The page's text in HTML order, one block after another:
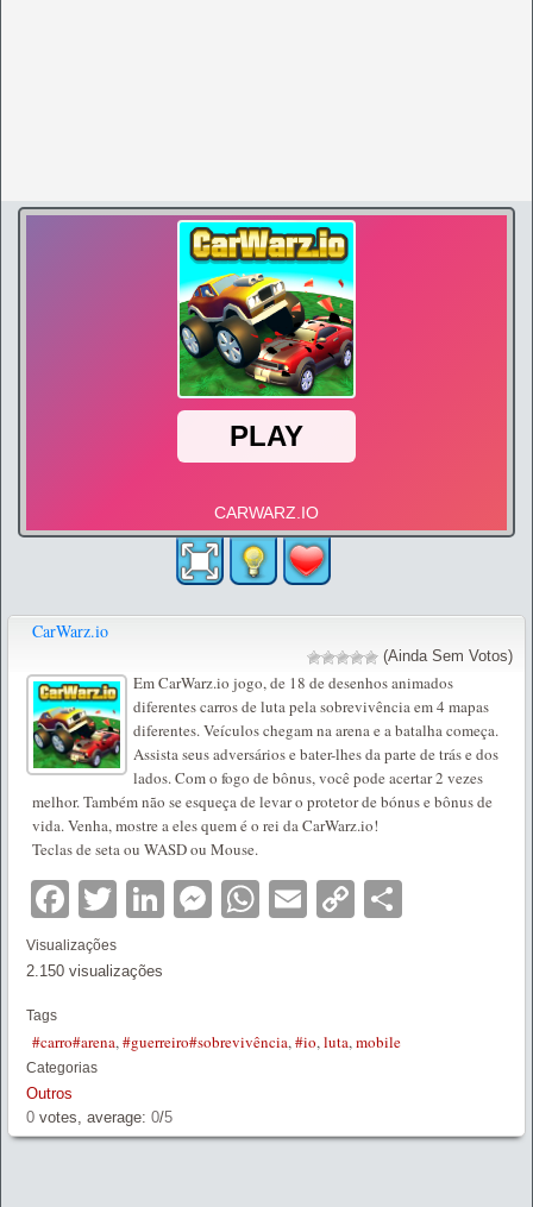
CarWarz.io
(Ainda Sem Votos)
Em CarWarz.io jogo, de 18 de desenhos animados
diferentes carros de luta pela sobrevivência em 4 mapas
diferentes. Veículos chegam na arena e a batalha começa.
Assista seus adversários e bater-lhes da parte de trás e dos
lados. Com o fogo de bônus, você pode acertar 2 vezes
melhor. Também não se esqueça de levar o protetor de bónus e bônus de
vida. Venha, mostre a eles quem é o rei da CarWarz.io!
Teclas de seta ou WASD ou Mouse.
Facebook
TwitterLinkedIn
Messenger
WhatsApp
EmailCopy
Visualizações
2.150 visualizações
Tags
#carro#arena,#guerreiro#sobrevivência,#io,luta,mobile
Categorias
Outros
0 votes, average: 0/5